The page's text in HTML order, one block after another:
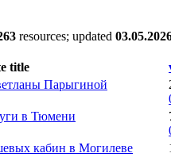
resources; updated
title
Парыгиной
в Тюмени
кабин в Могилеве